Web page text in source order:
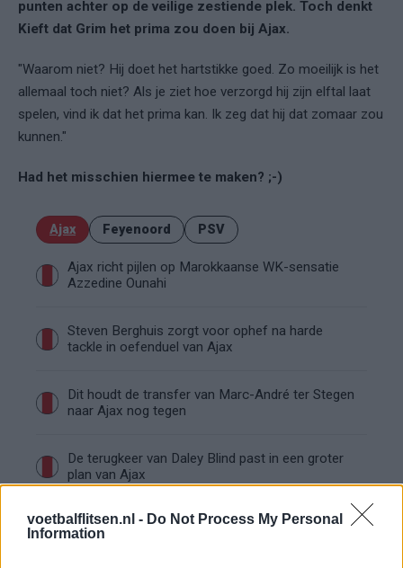
voetbalflitsen.nl - Do Not Process My Personal
Information
punten achter op de veilige zestiende plek. Toch denkt
Kieft dat Grim het prima zou doen bij Ajax.
"Waarom niet? Hij doet het hartstikke goed. Zo moeilijk is het
allemaal toch niet? Als je ziet hoe verzorgd hij zijn elftal laat
spelen, vind ik dat het prima kan. Ik zeg dat hij dat zomaar zou
kunnen."
Had het misschien hiermee te maken? ;-)
Ajax Feyenoord PSV
Ajax richt pijlen op Marokkaanse WK-sensatie
Azzedine Ounahi
Steven Berghuis zorgt voor ophef na harde
tackle in oefenduel van Ajax
Dit houdt de transfer van Marc-André ter Stegen
naar Ajax nog tegen
De terugkeer van Daley Blind past in een groter
plan van Ajax
Kritiek op Engels van Míchel genuanceerd: ‘Ajax-
spelers snappen dat echt wel’